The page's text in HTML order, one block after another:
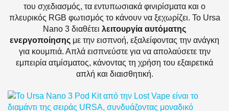
του σχεδιασμός, τα εντυπωσιακά φινιρίσματα και ο
πλευρικός RGB φωτισμός το κάνουν να ξεχωρίζει. Το Ursa
Nano 3 διαθέτει λειτουργία αυτόματης
ενεργοποίησης με την εισπνοή, εξαλείφοντας την ανάγκη
για κουμπιά. Απλά εισπνεύστε για να απολαύσετε την
εμπειρία ατμίσματος, κάνοντας τη χρήση του εξαιρετικά
απλή και διαισθητική.